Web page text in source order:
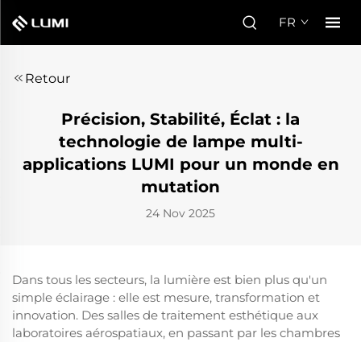
FR
Retour
Précision, Stabilité, Éclat : la
technologie de lampe multi-
applications LUMI pour un monde en
mutation
24 Nov 2025
Dans tous les secteurs, la lumière est bien plus qu'un
simple éclairage : elle est mesure, transformation et
innovation. Des salles de traitement esthétique aux
laboratoires aérospatiaux, en passant par les chambres